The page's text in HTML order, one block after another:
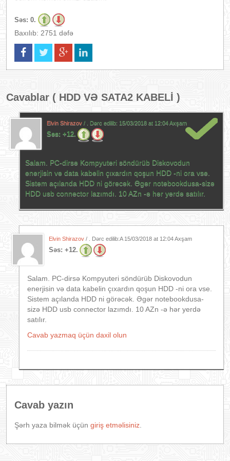
Səs: 0.
Baxılıb: 2751 dəfə
Cavablar ( HDD VƏ SATA2 KABELİ )
Elvin Shirazov / . Dərc edilib: 15/03/2018 at 12:04 Axşam
Səs: +12.
Salam. PC-dirsə Kompyuteri söndürüb Diskovodun
enerjisin və data kabelin çıxardın qoşun HDD -ni ora vse.
Sistem açılanda HDD ni görəcək. Əgər notebookdusa-sizə
HDD usb connector lazımdı. 10 AZn -ə hər yerdə satılır.
Elvin Shirazov / . Dərc edilib:A 15/03/2018 at 12:04 Axşam
Səs: +12.
Salam. PC-dirsə Kompyuteri söndürüb Diskovodun
enerjisin və data kabelin çıxardın qoşun HDD -ni ora vse.
Sistem açılanda HDD ni görəcək. Əgər notebookdusa-
sizə HDD usb connector lazımdı. 10 AZn -ə hər yerdə
satılır.
Cavab yazmaq üçün daxil olun
Cavab yazın
Şərh yaza bilmək üçün giriş etməlisiniz